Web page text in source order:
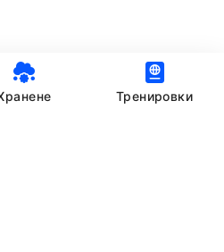
App | 2025
by
Тренировки